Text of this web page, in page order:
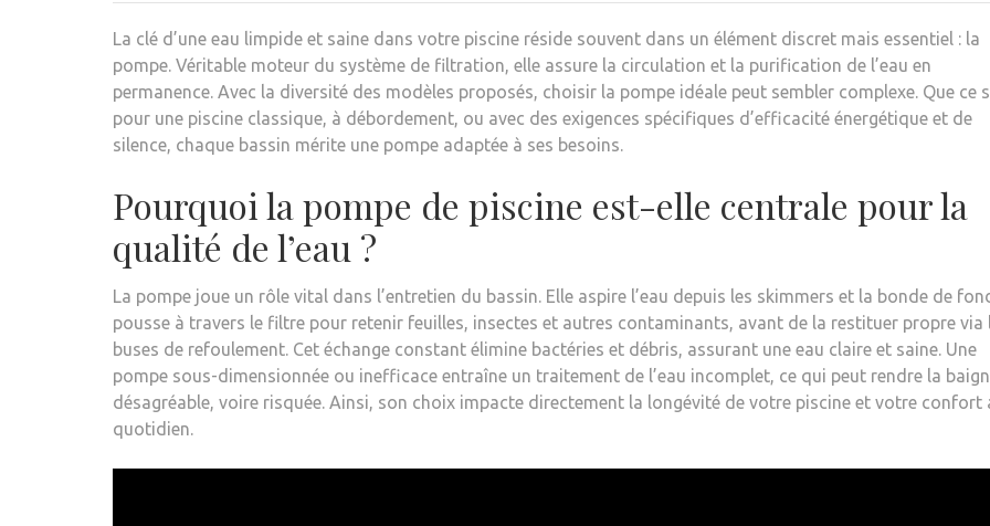
La clé d’une eau limpide et saine dans votre piscine réside souvent dans un élément discret mais essentiel : la
pompe. Véritable moteur du système de filtration, elle assure la circulation et la purification de l’eau en
permanence. Avec la diversité des modèles proposés, choisir la pompe idéale peut sembler complexe. Que ce
pour une piscine classique, à débordement, ou avec des exigences spécifiques d’efficacité énergétique et de
silence, chaque bassin mérite une pompe adaptée à ses besoins.
Pourquoi la pompe de piscine est-elle centrale pour la
qualité de l’eau ?
La pompe joue un rôle vital dans l’entretien du bassin. Elle aspire l’eau depuis les skimmers et la bonde de
pousse à travers le filtre pour retenir feuilles, insectes et autres contaminants, avant de la restituer propre via
buses de refoulement. Cet échange constant élimine bactéries et débris, assurant une eau claire et saine. Une
pompe sous-dimensionnée ou inefficace entraîne un traitement de l’eau incomplet, ce qui peut rendre la
désagréable, voire risquée. Ainsi, son choix impacte directement la longévité de votre piscine et votre confort
quotidien.